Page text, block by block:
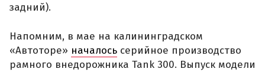
задний).
Напомним, в мае на калининградском
«Автоторе» началось серийное производство
рамного внедорожника Tank 300. Выпуск модели